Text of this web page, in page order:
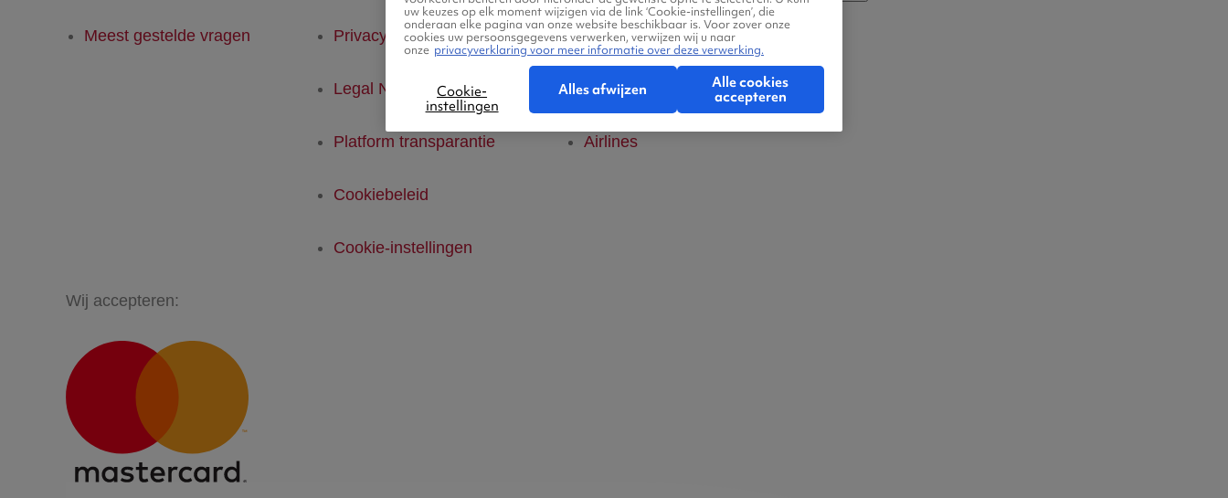
Meest gestelde vragen Privacyverklaring
Legal Notice
Platform transparantie
Cookiebeleid
Cookie-instellingen
Hotels
Vlucht + hotel
Airlines
Wij accepteren:
uw keuzes op elk moment wijzigen via de link ‘Cookie-instellingen’, die
onderaan elke pagina van onze website beschikbaar is. Voor zover onze
cookies uw persoonsgegevens verwerken, verwijzen wij u naar
onze privacyverklaring voor meer informatie over deze verwerking.
Cookie-
instellingen
Alles afwijzen
Alle cookies
accepteren